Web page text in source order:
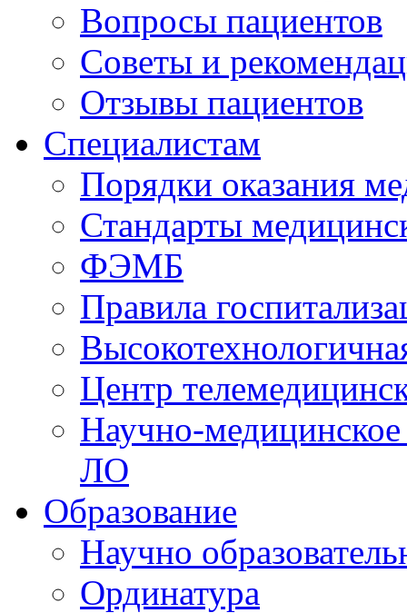
Вопросы пациентов
Советы и
Отзывы пациентов
Специалистам
Порядки оказания
Стандарты
ФЭМБ
Правила
Центр
Научно-
ЛО
Образование
Научно
Ординатура